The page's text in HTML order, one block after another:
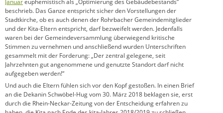
Januareuphemistisch als „Optimierung des Gebäudebestands”
beschrieb. Das Ganze entspricht sicher den Vorstellungen der
Stadtkirche, ob es auch denen der Rohrbacher Gemeindemitglieder
und der Kita-Eltern entspricht, darf bezweifelt werden. Jedenfalls
waren bei der Gemeindeversammlung überwiegend kritische
Stimmen zu vernehmen und anschließend wurden Unterschriften
gesammelt mit der Forderung: „Der zentral gelegene, seit
Jahrzehnten gut angenommene und genutzte Standort darf nicht
aufgegeben werden!“
Und auch die Eltern fühlen sich vor den Kopf gestoßen. In einen Brief
an die Dekanin Schwöbel-Hug vom 30. März 2018 beklagen sie, erst
durch die Rhein-Neckar-Zeitung von der Entscheidung erfahren zu